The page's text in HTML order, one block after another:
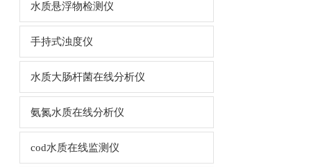
水质悬浮物检测仪
手持式浊度仪
水质大肠杆菌在线分析仪
氨氮水质在线分析仪
cod水质在线监测仪